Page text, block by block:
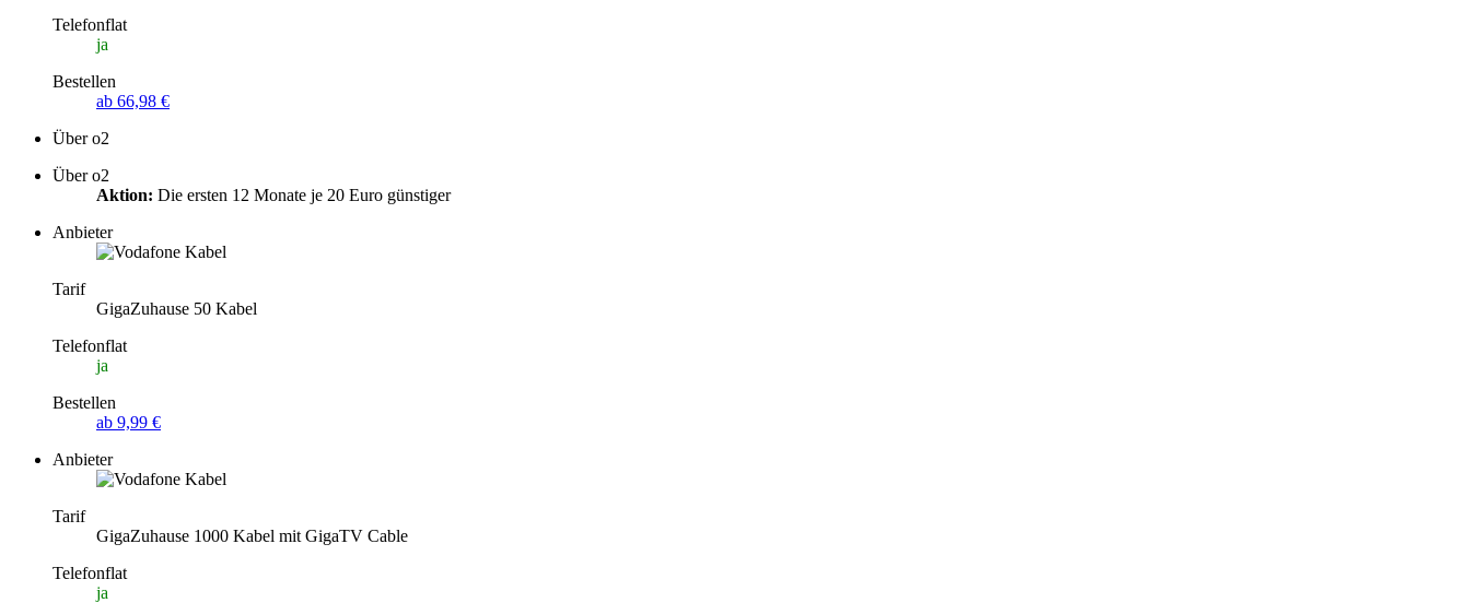
Telefonflat
ja
Bestellen
ab 66,98 €
Über o2
Über o2
Aktion: Die ersten 12 Monate je 20 Euro günstiger
Anbieter
Tarif
GigaZuhause 50 Kabel
Telefonflat
ja
Bestellen
ab 9,99 €
Anbieter
Tarif
GigaZuhause 1000 Kabel mit GigaTV Cable
Telefonflat
ja